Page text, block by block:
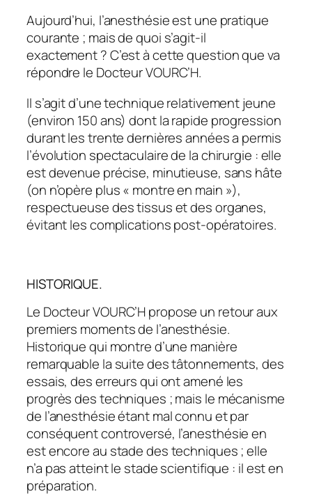
Aujourd’hui, l’anesthésie est une pratique
courante ; mais de quoi s’agit-il
exactement ? C’est à cette question que va
répondre le Docteur VOURC’H.
Il s’agit d’une technique relativement jeune
(environ 150 ans) dont la rapide progression
durant les trente dernières années a permis
l’évolution spectaculaire de la chirurgie : elle
est devenue précise, minutieuse, sans hâte
(on n’opère plus « montre en main »),
respectueuse des tissus et des organes,
évitant les complications post-opératoires.
HISTORIQUE.
Le Docteur VOURC’H propose un retour aux
premiers moments de l’anesthésie.
Historique qui montre d’une manière
remarquable la suite des tâtonnements, des
essais, des erreurs qui ont amené les
progrès des techniques ; mais le mécanisme
de l’anesthésie étant mal connu et par
conséquent controversé, l’anesthésie en
est encore au stade des techniques ; elle
n’a pas atteint le stade scientifique : il est en
préparation.